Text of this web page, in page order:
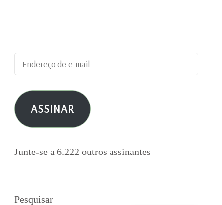
Endereço
de
e-
mail ASSINAR
Junte-se a 6.222 outros assinantes
Pesquisar